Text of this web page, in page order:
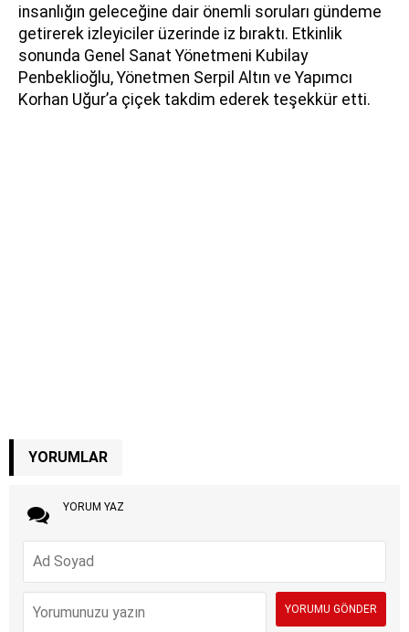
insanlığın geleceğine dair önemli soruları gündeme
getirerek izleyiciler üzerinde iz bıraktı. Etkinlik
sonunda Genel Sanat Yönetmeni Kubilay
Penbeklioğlu, Yönetmen Serpil Altın ve Yapımcı
Korhan Uğur’a çiçek takdim ederek teşekkür etti.
YORUMLAR
YORUM YAZ